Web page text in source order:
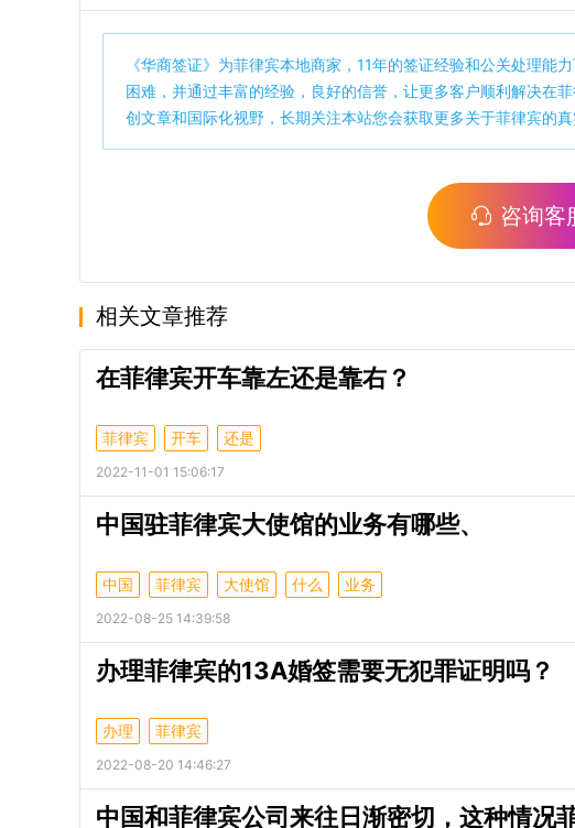
《华商签证》为菲律宾本地商家，11年的签证经验和公关处理能
困难，并通过丰富的经验，良好的信誉，让更多客户顺利解决在
创文章和国际化视野，长期关注本站您会获取更多关于菲律宾的真
咨询客
相关文章推荐
在菲律宾开车靠左还是靠右？
菲律宾 开车 还是
2022-11-01 15:06:17
中国驻菲律宾大使馆的业务有哪些、
中国 菲律宾 大使馆 什么 业务
2022-08-25 14:39:58
办理菲律宾的13A婚签需要无犯罪证明吗？
办理 菲律宾
2022-08-20 14:46:27
中国和菲律宾公司来往日渐密切，这种情况